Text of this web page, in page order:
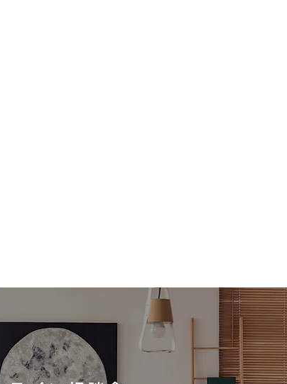
災された皆様へ
震により被災された
りお見舞い申し上
では、社員、協力
確保しながら これ